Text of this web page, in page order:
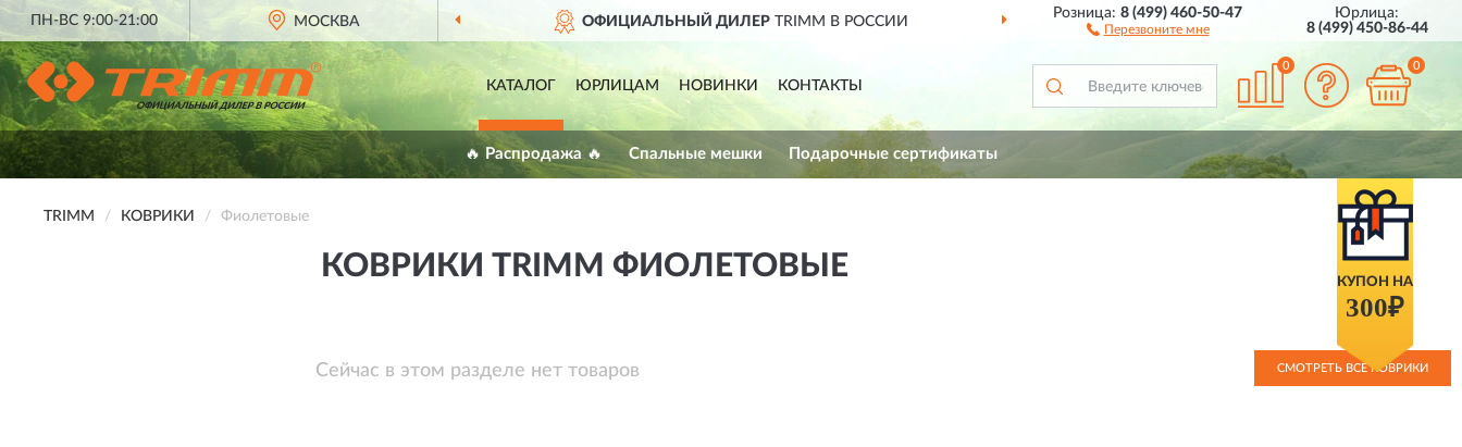
ПН-ВС 9:00-21:00 МОСКВА ОФИЦИАЛЬНЫЙ ДИЛЕРTRIMM В РОССИИ ДОСТАВИМ ПО ВСЕЙ РОССИИ
Розница:8 (499) 460-50-47
Перезвоните мне
Юрлица:
8 (499) 450-86-44
КАТАЛОГ ЮРЛИЦАМ НОВИНКИ КОНТАКТЫ
0 0
🔥 Распродажа 🔥 Спальные мешки Подарочные сертификаты
КУПОН НА
300₽
TRIMM КОВРИКИ Фиолетовые
КОВРИКИ TRIMM ФИОЛЕТОВЫЕ
Сейчас в этом разделе нет товаров СМОТРЕТЬ ВСЕ КОВРИКИ